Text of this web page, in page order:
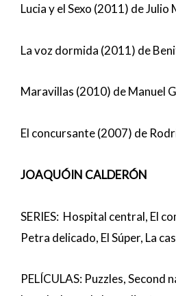
Lucia y el Sexo (2011) de Julio
La voz dormida (2011) de
Maravillas (2010) de Manuel
El concursante (2007) de
JOAQUÓIN CALDERÓN
SERIES: Hospital central, El
Petra delicado, El Súper, La
PELÍCULAS: Puzzles, Second